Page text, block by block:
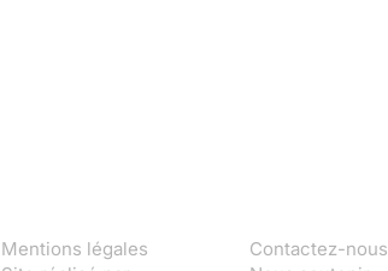
Mentions légales
Contactez-nous